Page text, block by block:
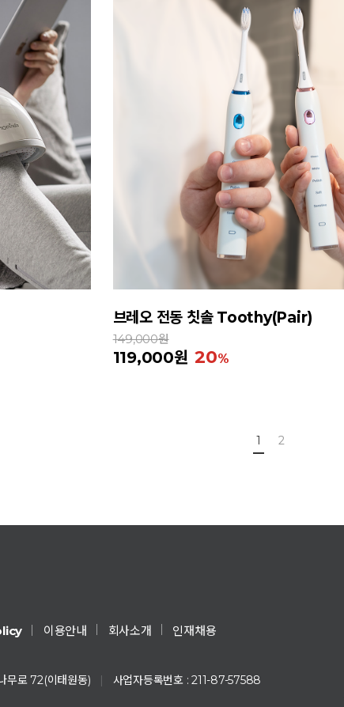
브레오 전동 칫솔 Toothy(Pair)
149,000원
119,000원 20
1 2
이용안내 회사소개 인재채용
무로 72(이태원동) | 사업자등록번호 : 211-87-57588